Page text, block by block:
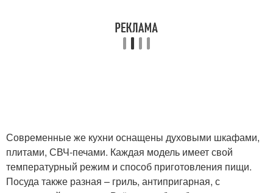
Индукционная плита
Современные же кухни оснащены духовыми шкафами,
плитами, СВЧ-печами. Каждая модель имеет свой
температурный режим и способ приготовления пищи.
Посуда также разная – гриль, антипригарная, с